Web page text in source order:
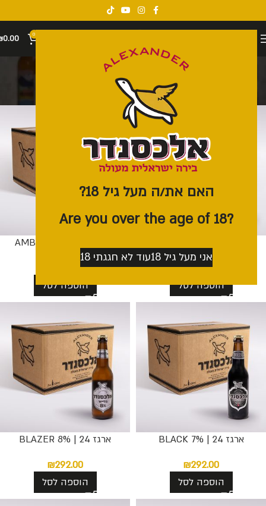
האם את/ה מעל גיל 18?
?Are you over the age of 18
אני מעל גיל 18 עוד לא חגגתי 18
0
0.00
ארגז 24 בקבוקים
קטגוריות
₪292.00
הוספה לסל
292.00
הוספה לסל
ארגז 24 | BLACK 7%
₪292.00
הוספה לסל
ארגז 24 | BLAZER 8%
₪292.00
הוספה לסל